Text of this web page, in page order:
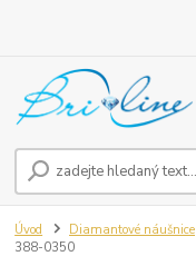
Úvod Diamantové náušnice
388-0350